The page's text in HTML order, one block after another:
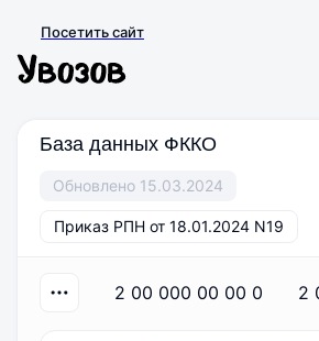
Посетить сайт
База данных ФККО
Обновлено 15.03.2024
Приказ РПН от 18.01.2024 N19
2 00 000 00 00 0 2